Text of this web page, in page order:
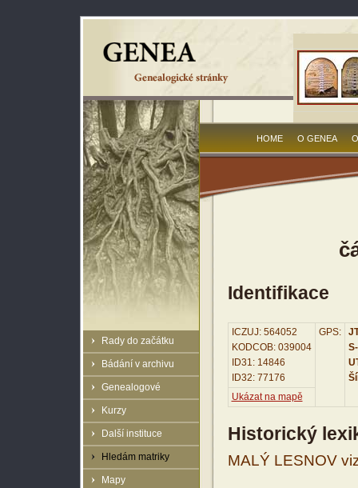
Rady do začátku
Bádání v archivu
Genealogové
Kurzy
Další instituce
Hledám matriky
Mapy
HOME O GENEA
Identifikace
ICZUJ: 564052
KODCOB: 039004
ID31: 14846
ID32: 77176
GPS:
Ukázat na mapě
Historický
MALÝ LESNOV